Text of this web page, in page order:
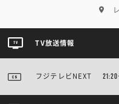
TV放送情報
フジテレビNEXT